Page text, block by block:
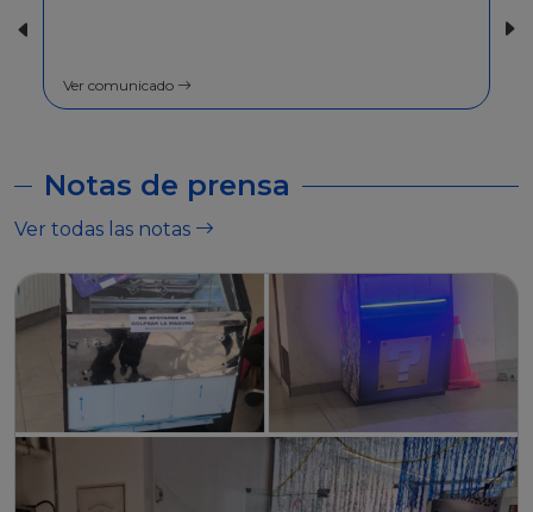
Ver comunicado
Notas de prensa
Ver todas las notas